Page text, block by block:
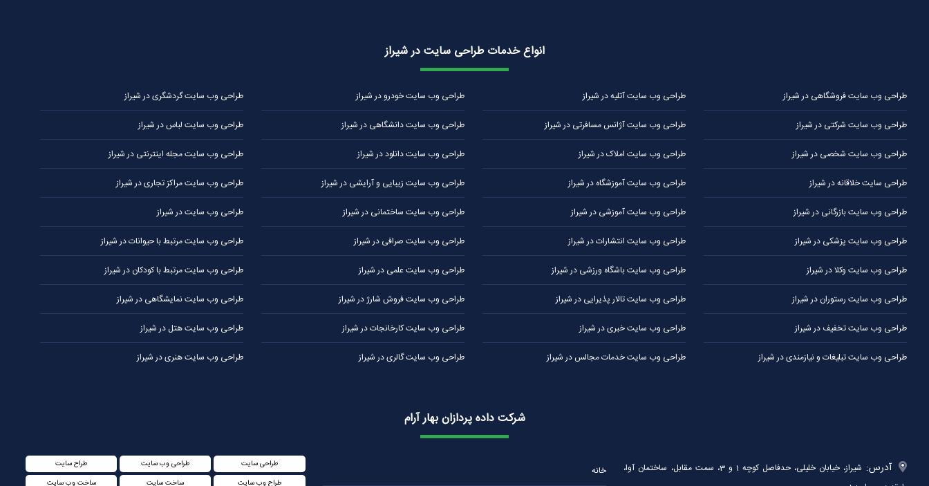
انواع خدمات طراحی سایت در شیراز
طراحی وب سایت فروشگاهی در شیراز
طراحی وب سایت شرکتی در شیراز
طراحی وب سایت شخصی در شیراز
طراحی سایت خلاقانه در شیراز
طراحی وب سایت بازرگانی در شیراز
طراحی وب سایت پزشکی در شیراز
طراحی وب سایت وکلا در شیراز
طراحی وب سایت رستوران در شیراز
طراحی وب سایت تخفیف در شیراز
طراحی وب سایت تبلیغات و نیازمندی در شیراز
طراحی وب سایت آتلیه در شیراز
طراحی وب سایت آژانس مسافرتی در شیراز
طراحی وب سایت املاک در شیراز
طراحی وب سایت آموزشگاه در شیراز
طراحی وب سایت آموزشی در شیراز
طراحی وب سایت انتشارات در شیراز
طراحی وب سایت باشگاه ورزشی در شیراز
طراحی وب سایت تالار پذیرایی در شیراز
طراحی وب سایت خبری در شیراز
طراحی وب سایت خدمات مجالس در شیراز
طراحی وب سایت خودرو در شیراز
طراحی وب سایت دانشگاهی در شیراز
طراحی وب سایت دانلود در شیراز
طراحی وب سایت زیبایی و آرایشی در شیراز
طراحی وب سایت ساختمانی در شیراز
طراحی وب سایت صرافی در شیراز
طراحی وب سایت علمی در شیراز
طراحی وب سایت فروش شارژ در شیراز
طراحی وب سایت کارخانجات در شیراز
طراحی وب سایت گالری در شیراز
طراحی وب سایت گردشگری در شیراز
طراحی وب سایت لباس در شیراز
طراحی وب سایت مجله اینترنتی در شیراز
طراحی وب سایت مراکز تجاری در شیراز
طراحی وب سایت در شیراز
طراحی وب سایت مرتبط با حیوانات در شیراز
طراحی وب سایت مرتبط با کودکان در شیراز
طراحی وب سایت نمایشگاهی در شیراز
طراحی وب سایت هتل در شیراز
طراحی وب سایت هنری در شیراز
شرکت داده پردازان بهار آرام
آدرس:
شیراز، خیابان خلیلی، حدفاصل کوچه 1 و 3، سمت مقابل، ساختمان آوا،
خانه طراحی سایت طراحی وب سایت
طراح سایت
طراح وب سایت
ساخت سایت ساخت وب سایت